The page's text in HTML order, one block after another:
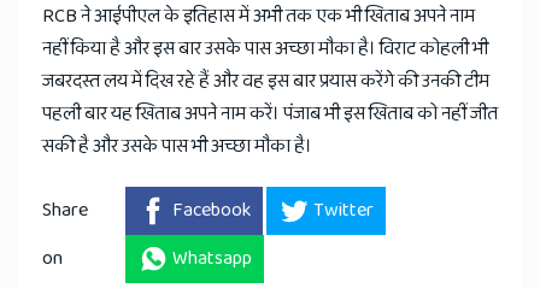
RCB ने आईपीएल के इतिहास में अभी तक एक भी खिताब अपने नाम
नहीं किया है और इस बार उसके पास अच्छा मौका है। विराट कोहली भी
जबरदस्त लय में दिख रहे हैं और वह इस बार प्रयास करेंगे की उनकी टीम
पहली बार यह खिताब अपने नाम करें। पंजाब भी इस खिताब को नहीं जीत
सकी है और उसके पास भी अच्छा मौका है।
Share
on
Facebook
Twitter
Whatsapp